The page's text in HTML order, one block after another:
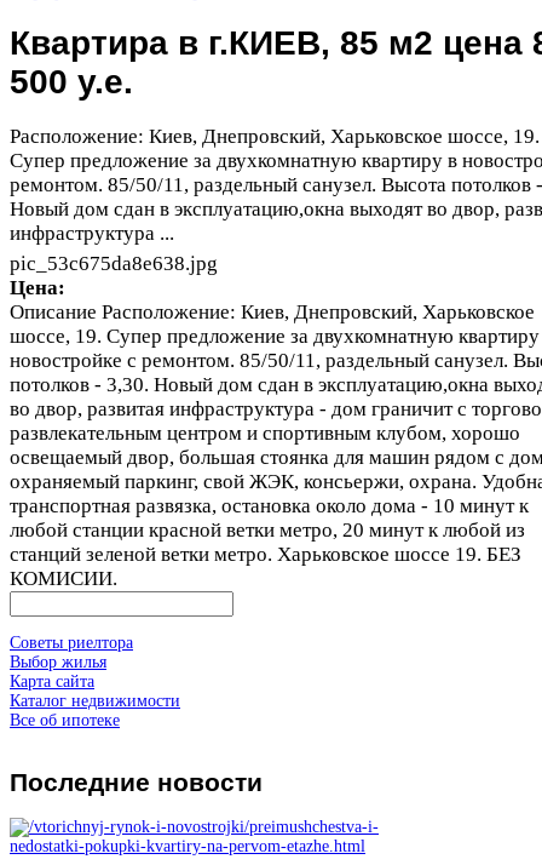
Квартира в г.КИЕВ, 85 м2 цена
500 у.е.
Расположение: Киев, Днепровский, Харьковское шоссе, 19.
Супер предложение за двухкомнатную квартиру в
ремонтом. 85/50/11, раздельный санузел. Высота потолков
Новый дом сдан в эксплуатацию,окна выходят во двор,
инфраструктура ...
pic_53c675da8e638.jpg
Цена:
Описание Расположение: Киев, Днепровский, Харьковское
шоссе, 19. Супер предложение за двухкомнатную
новостройке с ремонтом. 85/50/11, раздельный санузел.
потолков - 3,30. Новый дом сдан в эксплуатацию,окна
во двор, развитая инфраструктура - дом граничит с
развлекательным центром и спортивным клубом, хорошо
освещаемый двор, большая стоянка для машин рядом с
охраняемый паркинг, свой ЖЭК, консьержи, охрана.
транспортная развязка, остановка около дома - 10 минут к
любой станции красной ветки метро, 20 минут к любой из
станций зеленой ветки метро. Харьковское шоссе 19. БЕЗ
КОМИСИИ.
Советы риелтора
Выбор жилья
Карта сайта
Каталог недвижимости
Все об ипотеке
Последние новости